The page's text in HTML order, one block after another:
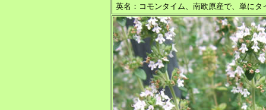
英名：コモンタイム、南欧原産で、単に